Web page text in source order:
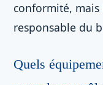
conformité,
responsable du
Quels